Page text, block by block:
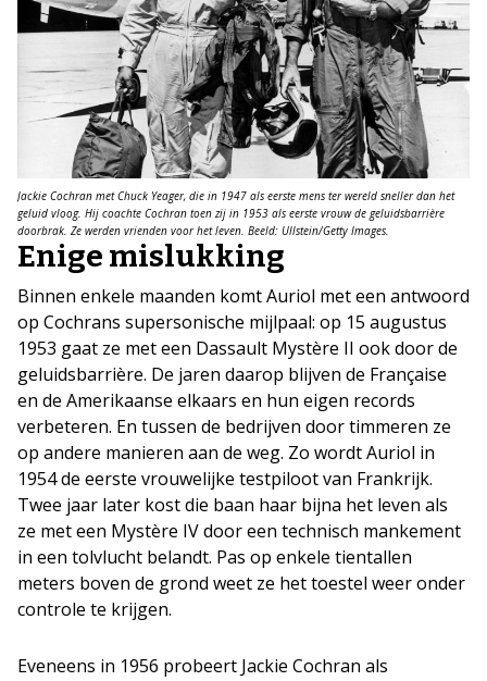
Jackie Cochran met Chuck Yeager, die in 1947 als eerste mens ter wereld sneller dan het
geluid vloog. Hij coachte Cochran toen zij in 1953 als eerste vrouw de geluidsbarrière
doorbrak. Ze werden vrienden voor het leven. Beeld: Ullstein/Getty Images.
Enige mislukking
Binnen enkele maanden komt Auriol met een antwoord
op Cochrans supersonische mijlpaal: op 15 augustus
1953 gaat ze met een Dassault Mystère II ook door de
geluidsbarrière. De jaren daarop blijven de Française
en de Amerikaanse elkaars en hun eigen records
verbeteren. En tussen de bedrijven door timmeren ze
op andere manieren aan de weg. Zo wordt Auriol in
1954 de eerste vrouwelijke testpiloot van Frankrijk.
Twee jaar later kost die baan haar bijna het leven als
ze met een Mystère IV door een technisch mankement
in een tolvlucht belandt. Pas op enkele tientallen
meters boven de grond weet ze het toestel weer onder
controle te krijgen.
Eveneens in 1956 probeert Jackie Cochran als